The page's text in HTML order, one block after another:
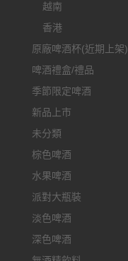
越南
香港
原廠啤酒杯(近期上架)
啤酒禮盒/禮品
季節限定啤酒
新品上市
未分類
棕色啤酒
水果啤酒
派對大瓶裝
淡色啤酒
深色啤酒